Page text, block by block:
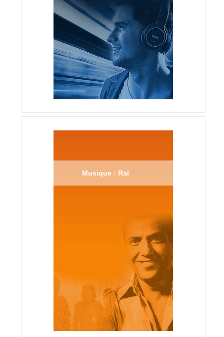
Musique : Raï